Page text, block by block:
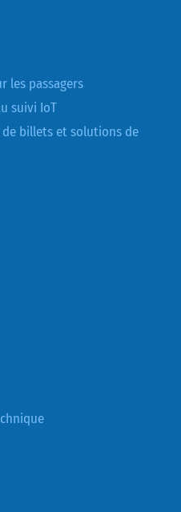
les passagers
suivi IoT
billets et solutions de